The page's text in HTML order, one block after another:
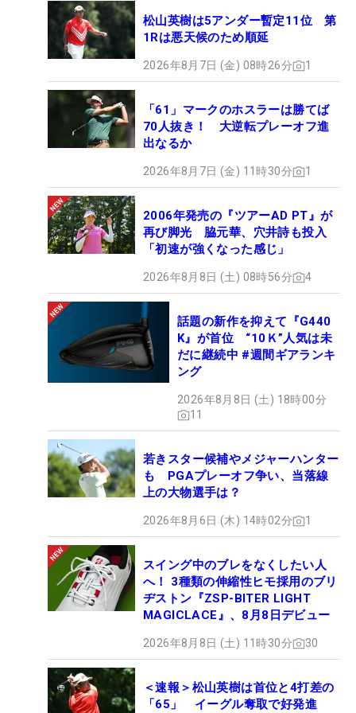
松山英樹は5アンダー暫定11位 第
1Rは悪天候のため順延
2026年8月7日 (金) 08時26分 1
「61」マークのホスラーは勝てば
70人抜き！ 大逆転プレーオフ進
出なるか
2026年8月7日 (金) 11時30分 1
2006年発売の『ツアーAD PT』が
再び脚光 脇元華、穴井詩も投入
「初速が強くなった感じ」
2026年8月8日 (土) 08時56分 4
話題の新作を抑えて『G440
K』が首位 “10Ｋ”人気は未
だに継続中 #週間ギアランキ
ング
2026年8月8日 (土) 18時00分
11
若きスター候補やメジャーハンター
も PGAプレーオフ争い、当落線
上の大物選手は？
2026年8月6日 (木) 14時02分 1
スイング中のブレをなくしたい人
へ！ 3種類の伸縮性ヒモ採用のブリ
ヂストン『ZSP-BITER LIGHT
MAGICLACE』、8月8日デビュー
2026年8月8日 (土) 11時30分 30
＜速報＞松山英樹は首位と4打差の
「65」 イーグル奪取で好発進